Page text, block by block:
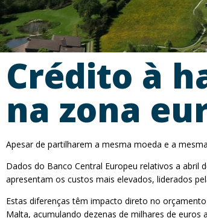
Crédito à
na zona
Apesar de partilharem a mesma moeda e a
Dados do Banco Central Europeu relativos a abril
apresentam os custos mais elevados, liderados
Estas diferenças têm impacto direto no
Malta, acumulando dezenas de milhares de